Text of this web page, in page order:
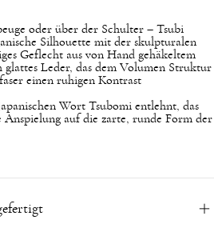
oder über der Schulter – Tsubi
Silhouette mit der skulpturalen
Geflecht aus von Hand gehäkeltem
Leder, das dem Volumen Struktur
einen ruhigen Kontrast
Wort Tsubomi entlehnt, das
Anspielung auf die zarte, runde Form der